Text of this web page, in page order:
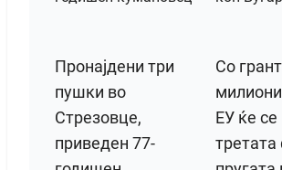
Пронајдени три
пушки во
Стрезовце,
приведен 77-
Со
ЕУ ќе се
третата